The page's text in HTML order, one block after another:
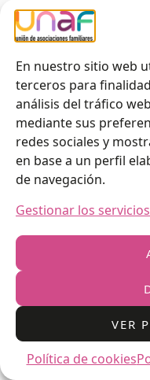
En nuestro sitio web
terceros para
análisis del tráfico
mediante sus
redes sociales y
en base a un perfil
de navegación.
Gestionar los servicios
VER
Política de cookies
Anterior